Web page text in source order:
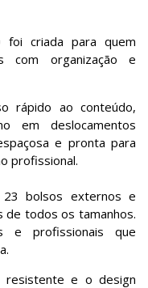
foi criada para quem
com organização e
rápido ao conteúdo,
em deslocamentos
e pronta para
profissional.
bolsos externos e
de todos os tamanhos.
e profissionais que
resistente e o design